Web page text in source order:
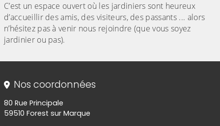
C’est un espace ouvert où les jardiniers sont heureux
d’accueillir des amis, des visiteurs, des passants ... alors
n’hésitez pas à venir nous rejoindre (que vous soyez
jardinier ou pas).
Informations de contact
Nos coordonnées
80 Rue Principale
59510 Forest sur Marque